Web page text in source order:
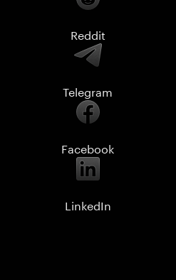
Reddit
Telegram
Facebook
LinkedIn